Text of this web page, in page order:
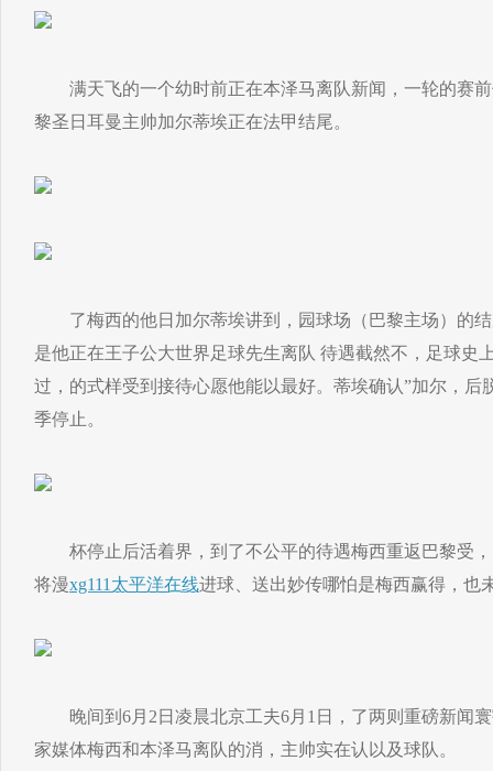
满天飞的一个幼时前正在本泽马离队新闻，一轮的赛前
黎圣日耳曼主帅加尔蒂埃正在法甲结尾。
了梅西的他日加尔蒂埃讲到，园球场（巴黎主场）的结
是他正在王子公大世界足球先生离队 待遇截然不，足球史
过，的式样受到接待心愿他能以最好。蒂埃确认”加尔，后
季停止。
杯停止后活着界，到了不公平的待遇梅西重返巴黎受，
将漫xg111太平洋在线进球、送出妙传哪怕是梅西赢得，也
晚间到6月2日凌晨北京工夫6月1日，了两则重磅新闻寰
家媒体梅西和本泽马离队的消，主帅实在认以及球队。